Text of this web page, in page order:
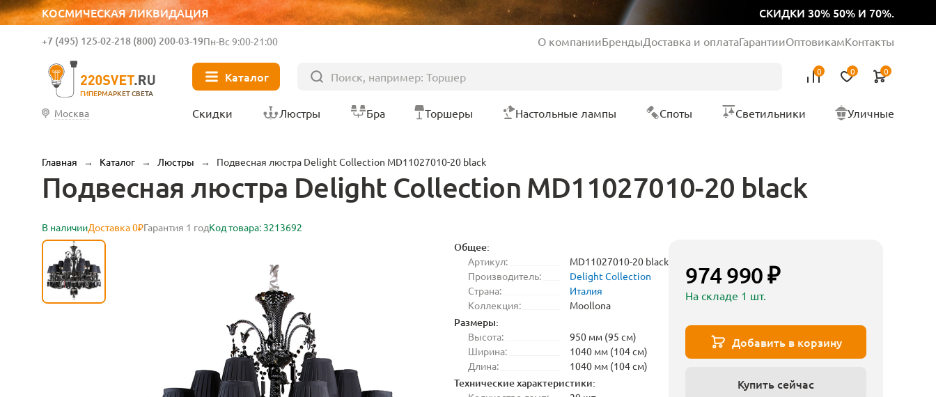
КОСМИЧЕСКАЯ ЛИКВИДАЦИЯ СКИДКИ 30% 50% И 70%.
ГИПЕРМАРКЕТ СВЕТА
+7 (495) 125-02-218 (800) 200-03-19Пн-Вс 9:00-21:00 О компанииБрендыДоставка и оплатаГарантииОптовикамКонтакты
Каталог 0 0 0
Москва Скидки Люстры Бра Торшеры Настольные лампы Споты Светильники Уличные
Главная → Каталог → Люстры → Подвесная люстра Delight Collection MD11027010-20 black
Подвесная люстра Delight Collection MD11027010-20 black
В наличииДоставка 0₽Гарантия 1 годКод товара: 3213692
Общее:
Артикул:
MD11027010-20 black
Производитель:
Delight Collection
Страна:
Италия
Коллекция:
Moollona
Размеры:
Высота:
950 мм (95 см)
Ширина:
1040 мм (104 см)
Длина:
1040 мм (104 см)
Технические характеристики:
974 990 ₽
На складе 1 шт.
Добавить в корзину
Купить сейчас